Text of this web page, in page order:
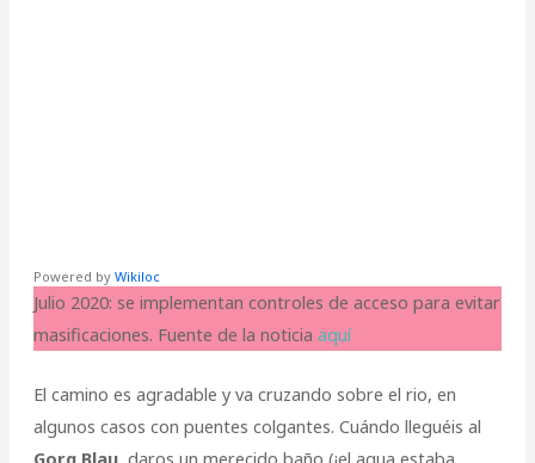
Powered by Wikiloc
Julio 2020: se implementan controles de acceso para evitar
masificaciones. Fuente de la noticia aquí
El camino es agradable y va cruzando sobre el rio, en
algunos casos con puentes colgantes. Cuándo lleguéis al